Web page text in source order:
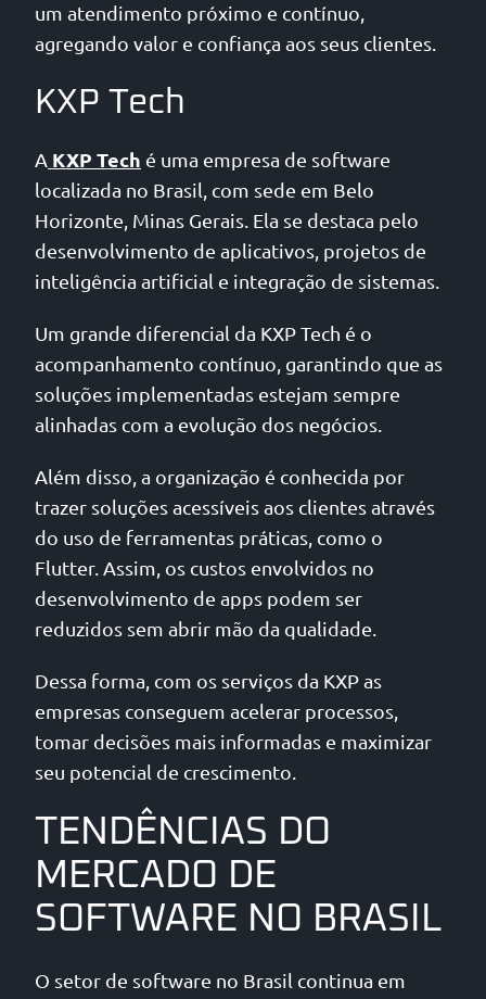
um atendimento próximo e contínuo,
agregando valor e confiança aos seus clientes.
KXP Tech
A KXP Tech é uma empresa de software
localizada no Brasil, com sede em Belo
Horizonte, Minas Gerais. Ela se destaca pelo
desenvolvimento de aplicativos, projetos de
inteligência artificial e integração de sistemas.
Um grande diferencial da KXP Tech é o
acompanhamento contínuo, garantindo que as
soluções implementadas estejam sempre
alinhadas com a evolução dos negócios.
Além disso, a organização é conhecida por
trazer soluções acessíveis aos clientes através
do uso de ferramentas práticas, como o
Flutter. Assim, os custos envolvidos no
desenvolvimento de apps podem ser
reduzidos sem abrir mão da qualidade.
Dessa forma, com os serviços da KXP as
empresas conseguem acelerar processos,
tomar decisões mais informadas e maximizar
seu potencial de crescimento.
TENDÊNCIAS DO
MERCADO DE
SOFTWARE NO BRASIL
O setor de software no Brasil continua em